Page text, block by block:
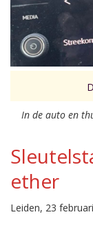
In de auto en
ether
Leiden, 23